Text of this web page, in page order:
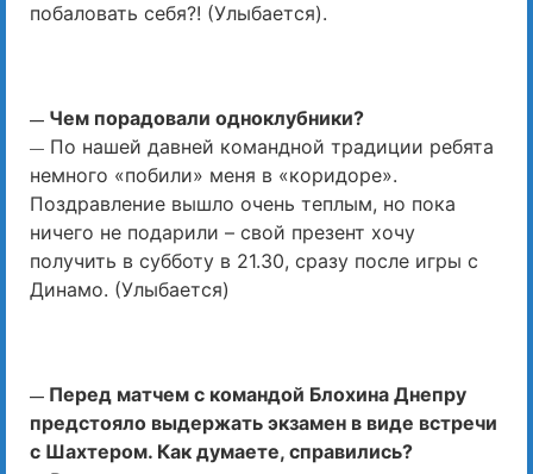
побаловать себя?! (Улыбается).
— Чем порадовали одноклубники?
— По нашей давней командной традиции ребята
немного «побили» меня в «коридоре».
Поздравление вышло очень теплым, но пока
ничего не подарили – свой презент хочу
получить в субботу в 21.30, сразу после игры с
Динамо. (Улыбается)
— Перед матчем с командой Блохина Днепру
предстояло выдержать экзамен в виде встречи
с Шахтером. Как думаете, справились?